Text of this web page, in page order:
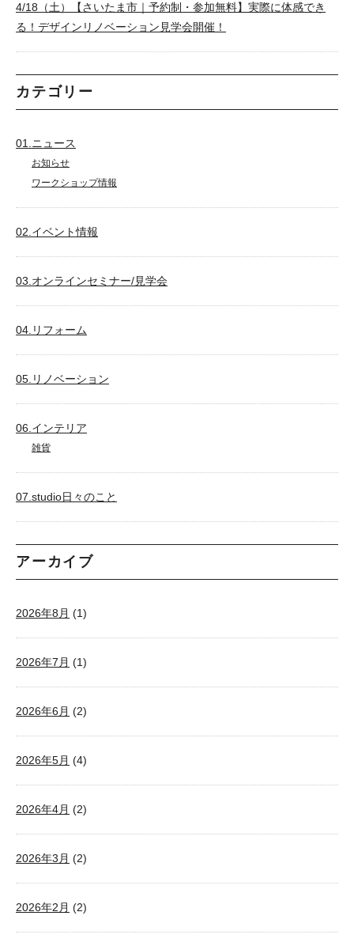
4/18（土）【さいたま市｜予約制・参加無料】実際に体感でき
る！デザインリノベーション見学会開催！
カテゴリー
01.ニュース
お知らせ
ワークショップ情報
02.イベント情報
03.オンラインセミナー/見学会
04.リフォーム
05.リノベーション
06.インテリア
雑貨
07.studio日々のこと
アーカイブ
2026年8月 (1)
2026年7月 (1)
2026年6月 (2)
2026年5月 (4)
2026年4月 (2)
2026年3月 (2)
2026年2月 (2)